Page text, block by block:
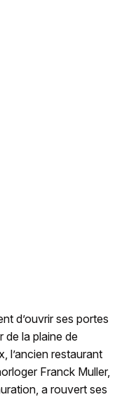
d’ouvrir ses portes
de la plaine de
l’ancien restaurant
Franck Muller,
a rouvert ses